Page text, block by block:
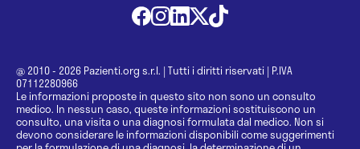
@ 2010 - 2026 Pazienti.org s.r.l. | Tutti i diritti riservati | P.IVA
07112280966
Le informazioni proposte in questo sito non sono un consulto
medico. In nessun caso, queste informazioni sostituiscono un
consulto, una visita o una diagnosi formulata dal medico. Non si
devono considerare le informazioni disponibili come suggerimenti